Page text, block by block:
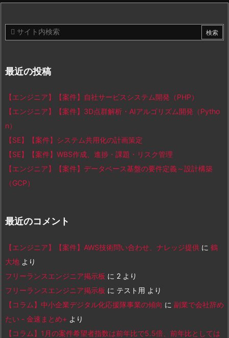
最近の投稿
【エンジニア】【案件】自社サービスシステム開発（PHP）
【エンジニア】【案件】3D点群解析・AIアルゴリズム開発（Pytho
n）
【SE】【案件】システム共用化の計画策定
【SE】【案件】WBS作成、進捗・課題・リスク管理
【エンジニア】【案件】データベース基盤の要件定義～設計構築
（GCP）
最近のコメント
【エンジニア】【案件】AWS技術問い合わせ、ナレッジ提供 に 鶴
大地 より
フリーランスエンジニア掲示板 に 2 より
フリーランスエンジニア掲示板 に テスト用 より
【コラム】中小企業デジタル化応援隊事業の傾向 に 副業で会社辞め
たい - 金速まとめ+ より
【コラム】1月の案件希望者指数は前年比で5.5倍、前年比としては